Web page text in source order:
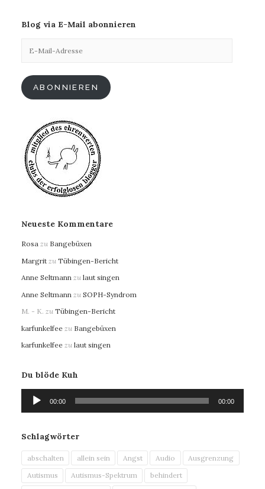
Blog via E-Mail abonnieren
Mail-
ABONNIEREN
Neueste Kommentare
Rosa zu Bangebüxen
Margrit zu Tübingen-Bericht
Anne Seltmann zu laut singen
Anne Seltmann zu SOPH-Syndrom
M. - K. zu Tübingen-Bericht
karfunkelfee zu Bangebüxen
karfunkelfee zu laut singen
Du blöde Kuh
Audio-
Player
00:00 00:00
Schlagwörter
abschalten allein sein Angst Audio
Ausgrenzung
Autismus
Autismus-Spektrum
behindert